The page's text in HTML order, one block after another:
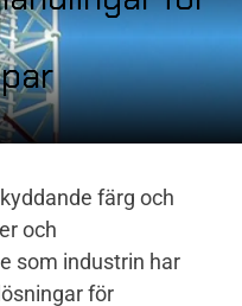
färg och
och
som industrin har
för